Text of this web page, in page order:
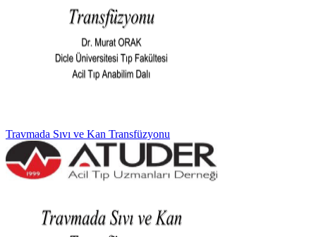
Travmada Sıvı ve Kan Transfüzyonu